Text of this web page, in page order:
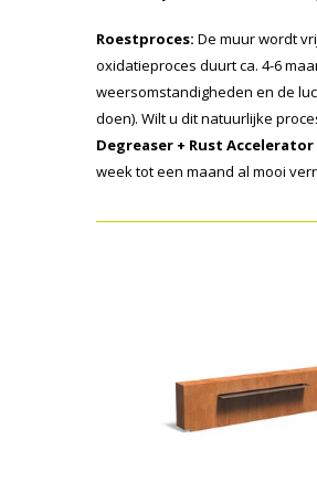
Roestproces: De muur wordt
oxidatieproces duurt ca. 4-6
weersomstandigheden en de
doen). Wilt u dit natuurlijke
Degreaser + Rust Accelerator
week tot een maand al mooi